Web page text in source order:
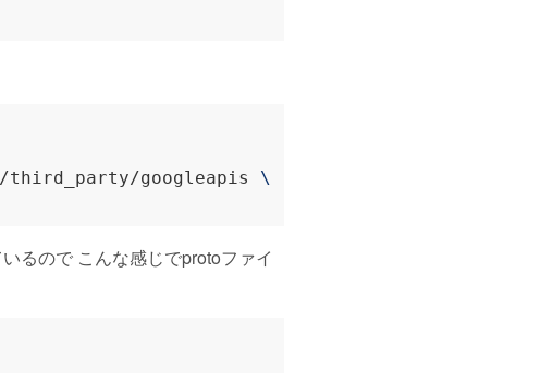
third_party/googleapis
るので こんな感じでprotoファイ